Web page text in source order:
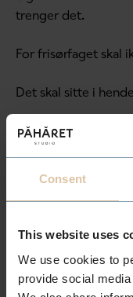
Consent
This website uses
We use cookies to
provide social
trenger det.
For frisørfaget skal
Det skal sitte i
Du får lov
utvikling
Noe kommer du til å
Andre ting krever